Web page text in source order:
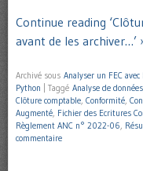
Continue reading
avant de les archiver…’
Archivé sous Analyser un FEC avec
Python
Taggé Analyse de données
Clôture comptable, Conformité,
Augmenté, Fichier des Ecritures
Règlement ANC n° 2022-06,
commentaire